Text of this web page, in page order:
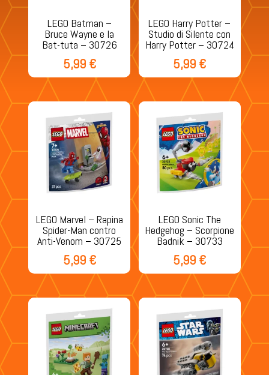
LEGO Batman –
Bruce Wayne e la
Bat-tuta – 30726
5,99 €
LEGO Harry Potter –
Studio di Silente con
Harry Potter – 30724
5,99 €
LEGO Marvel – Rapina
Spider-Man contro
Anti-Venom – 30725
5,99 €
LEGO Sonic The
Hedgehog – Scorpione
Badnik – 30733
5,99 €